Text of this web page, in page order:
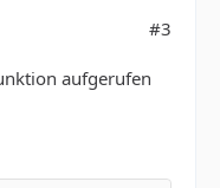
#3
aufgerufen